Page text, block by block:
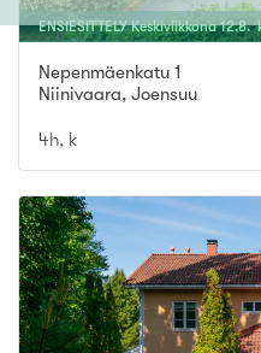
ENSIESITTELY Keskiviikkona 12.8.
Nepenmäenkatu 1
Niinivaara, Joensuu
4h, k